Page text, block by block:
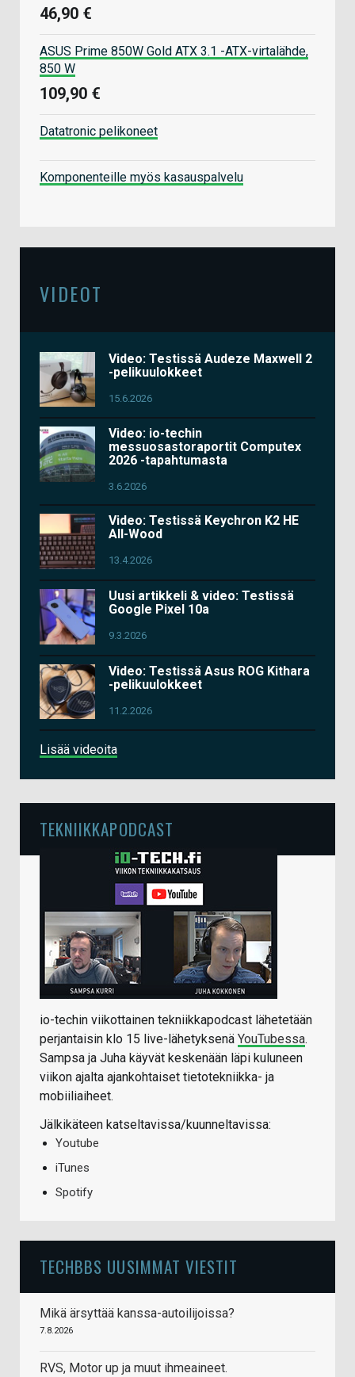
46,90 €
ASUS Prime 850W Gold ATX 3.1 -ATX-virtalähde,
850 W
109,90 €
Datatronic pelikoneet
Komponenteille myös kasauspalvelu
VIDEOT
Video: Testissä Audeze Maxwell 2
-pelikuulokkeet
15.6.2026
Video: io-techin
messuosastoraportit Computex
2026 -tapahtumasta
3.6.2026
Video: Testissä Keychron K2 HE
All-Wood
13.4.2026
Uusi artikkeli & video: Testissä
Google Pixel 10a
9.3.2026
Video: Testissä Asus ROG Kithara
-pelikuulokkeet
11.2.2026
Lisää videoita
TEKNIIKKAPODCAST
io-techin viikottainen tekniikkapodcast lähetetään
perjantaisin klo 15 live-lähetyksenä YouTubessa.
Sampsa ja Juha käyvät keskenään läpi kuluneen
viikon ajalta ajankohtaiset tietotekniikka- ja
mobiiliaiheet.
Jälkikäteen katseltavissa/kuunneltavissa:
Youtube
iTunes
Spotify
TECHBBS UUSIMMAT VIESTIT
Mikä ärsyttää kanssa-autoilijoissa?
7.8.2026
RVS, Motor up ja muut ihmeaineet.